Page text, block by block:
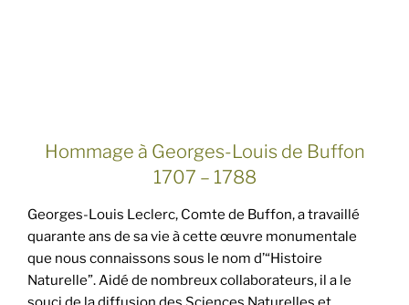
Hommage à Georges-Louis de Buffon
1707 – 1788
Georges-Louis Leclerc, Comte de Buffon, a travaillé
quarante ans de sa vie à cette œuvre monumentale
que nous connaissons sous le nom d’“Histoire
Naturelle”. Aidé de nombreux collaborateurs, il a le